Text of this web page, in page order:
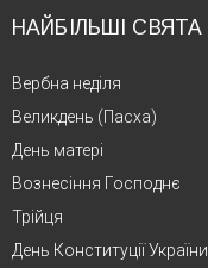
НАЙБІЛЬШІ СВЯТА
Вербна неділя
Великдень (Пасха)
День матері
Вознесіння Господнє
Трійця
День Конституції України